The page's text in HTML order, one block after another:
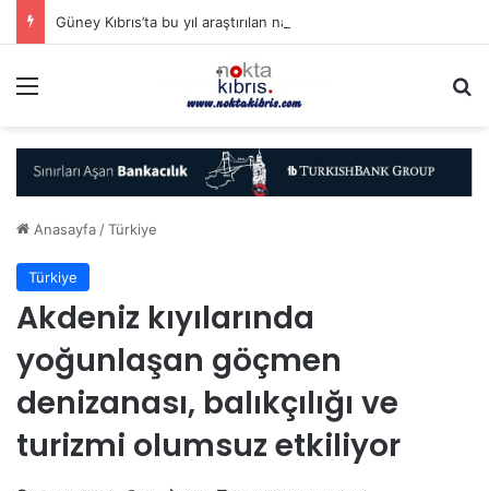
Anasayfa /Türkiye
Türkiye
Akdeniz kıyılarında
yoğunlaşan göçmen
denizanası, balıkçılığı ve
turizmi olumsuz etkiliyor